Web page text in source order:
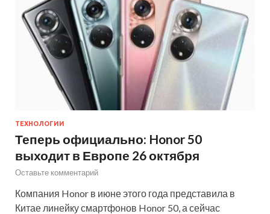
ТЕХНОЛОГИИ
Теперь официально: Honor 50
выходит в Европе 26 октября
Оставьте комментарий
Компания Honor в июне этого года представила в
Китае линейку смартфонов Honor 50, а сейчас